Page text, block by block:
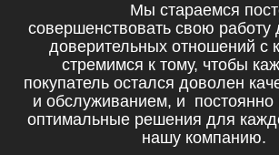
Мы стараемся
совершенствовать свою работу
доверительных отношений с
стремимся к тому, чтобы
покупатель остался доволен
и обслуживанием, и
оптимальные решения для
нашу компанию.